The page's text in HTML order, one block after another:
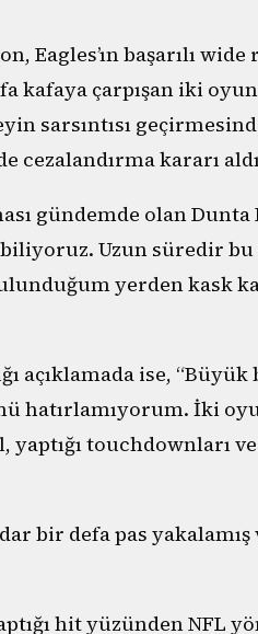
Eagles’ın başarılı wide
kafaya çarpışan iki
sarsıntısı
kararı
gündemde olan Dunta
Uzun süredir
yerden kask
açıklamada ise,
hatırlamıyorum. İki
touchdownları
bir defa pas yakalamış
hit yüzünden NFL